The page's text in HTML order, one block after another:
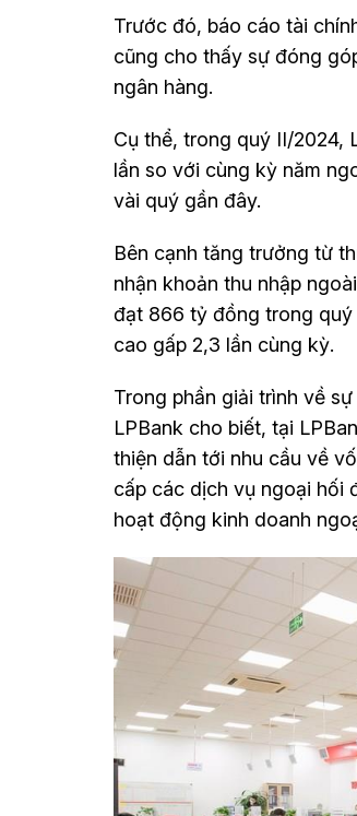
Trước đó, báo cáo tài
cũng cho thấy sự đóng
ngân hàng.
Cụ thể, trong quý II/2024,
lần so với cùng kỳ năm
vài quý gần đây.
Bên cạnh tăng trưởng từ
nhận khoản thu nhập
đạt 866 tỷ đồng trong quý
cao gấp 2,3 lần cùng kỳ.
Trong phần giải trình về
LPBank cho biết, tại
thiện dẫn tới nhu cầu về
cấp các dịch vụ ngoại hối
hoạt động kinh doanh